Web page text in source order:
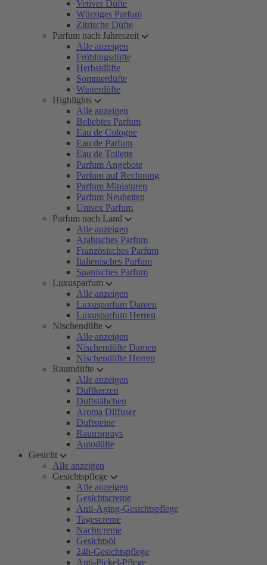
Vetiver Düfte
Würziges Parfum
Zitrische Düfte
Parfum nach Jahreszeit
Alle anzeigen
Frühlingsdüfte
Herbstdüfte
Sommerdüfte
Winterdüfte
Highlights
Alle anzeigen
Beliebtes Parfum
Eau de Cologne
Eau de Parfum
Eau de Toilette
Parfum Angebote
Parfum auf Rechnung
Parfum Miniaturen
Parfum Neuheiten
Unisex Parfum
Parfum nach Land
Alle anzeigen
Arabisches Parfum
Französisches Parfum
Italienisches Parfum
Spanisches Parfum
Luxusparfum
Alle anzeigen
Luxusparfum Damen
Luxusparfum Herren
Nischendüfte
Alle anzeigen
Nischendüfte Damen
Nischendüfte Herren
Raumdüfte
Alle anzeigen
Duftkerzen
Duftstäbchen
Aroma Diffuser
Duftsteine
Raumsprays
Autodüfte
Gesicht
Alle anzeigen
Gesichtspflege
Alle anzeigen
Gesichtscreme
Anti-Aging-Gesichtspflege
Tagescreme
Nachtcreme
Gesichtsöl
24h-Gesichtspflege
Anti-Pickel-Pflege